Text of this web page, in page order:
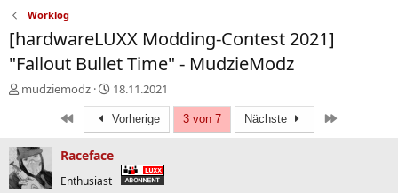
Worklog
[hardwareLUXX Modding-Contest 2021]
"Fallout Bullet Time" - MudzieModz
E
e
l
l
mudziemodz
E
r
s
t
e
18.11.2021
Erste Vorherige 3 von 7 Nächste
Raceface
Enthusiast